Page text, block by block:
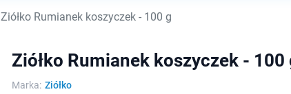
Ziółko Rumianek koszyczek - 100 g
Ziółko Rumianek koszyczek - 100
Marka: Ziółko